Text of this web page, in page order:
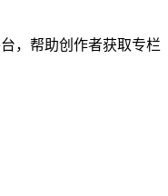
，帮助创作者获取专栏